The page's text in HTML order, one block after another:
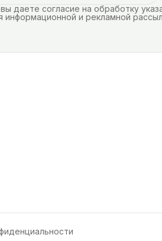
даете согласие на обработку
информационной и рекламной